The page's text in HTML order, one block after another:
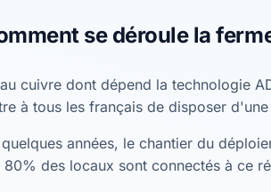
se déroule la
cuivre dont dépend la technologie
à tous les français de disposer
années, le chantier du
80% des locaux sont connectés à ce